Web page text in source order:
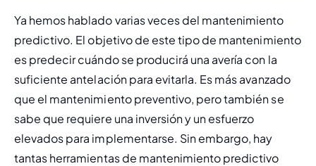
Ya hemos hablado varias veces del mantenimiento
predictivo. El objetivo de este tipo de mantenimiento
es predecir cuándo se producirá una avería con la
suficiente antelación para evitarla. Es más avanzado
que el mantenimiento preventivo, pero también se
sabe que requiere una inversión y un esfuerzo
elevados para implementarse. Sin embargo, hay
tantas herramientas de mantenimiento predictivo